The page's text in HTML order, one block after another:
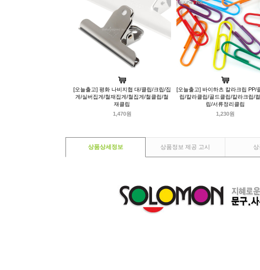
[오늘출고] 평화 나비지협 대/클립/크립/집
게/실버집게/철재집게/철집게/철클립/철
재클립
1,470원
[오늘출고] 바이하츠 칼라크립 PP/
립/칼라클립/골드클립/칼라크립/
립/서류정리클립
1,230원
상품상세정보 상품정보 제공 고시 상